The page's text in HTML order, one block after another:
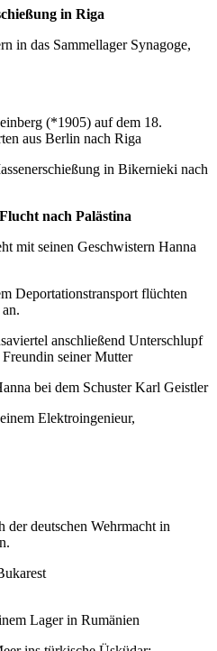
in Riga
in das Sammellager Synagoge,
(*1905) auf dem 18.
aus Berlin nach Riga
in Bikernieki nach
nach Palästina
mit seinen Geschwistern Hanna
Deportationstransport flüchten
anschließend Unterschlupf
seiner Mutter
bei dem Schuster Karl Geistler
Elektroingenieur,
der deutschen Wehrmacht in
Lager in Rumänien